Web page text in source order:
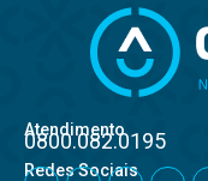
Atendimento
0800.082.0195
Redes Sociais